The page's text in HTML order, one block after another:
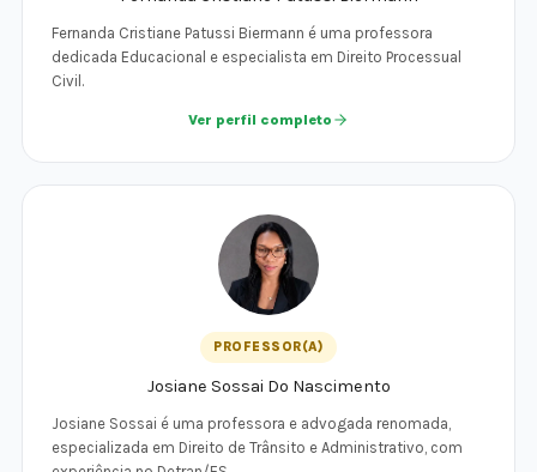
Fernanda Cristiane Patussi Biermann é uma professora
dedicada Educacional e especialista em Direito Processual
Civil.
Ver perfil completo
PROFESSOR(A)
Josiane Sossai Do Nascimento
Josiane Sossai é uma professora e advogada renomada,
especializada em Direito de Trânsito e Administrativo, com